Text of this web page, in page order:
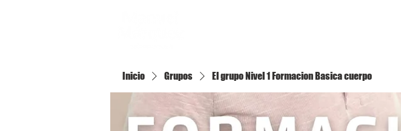
Inicio Grupos El grupo Nivel 1 Formacion Basica cuerpo